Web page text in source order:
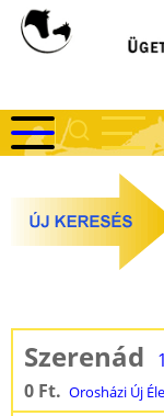
Ugrás
Szerenád
0 Ft. Orosházi Új